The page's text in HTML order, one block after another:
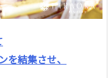
結集させ、